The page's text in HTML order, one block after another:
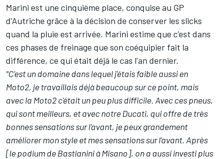
Marini est une cinquième place, conquise au GP
d'Autriche grâce à la décision de conserver les slicks
quand la pluie est arrivée. Marini estime que c'est dans
ces phases de freinage que son coéquipier fait la
différence, ce qui était déjà le cas l'an dernier.
"C'est un domaine dans lequel j'étais faible aussi en
Moto2, je travaillais déjà beaucoup sur ce point, mais
avec la Moto2 c'était un peu plus difficile. Avec ces pneus,
qui sont meilleurs, et avec notre Ducati, qui offre de très
bonnes sensations sur l'avant, je peux grandement
améliorer mon style et mes sensations sur l'avant. Après
[le podium de Bastianini à Misano], on a aussi investi plus